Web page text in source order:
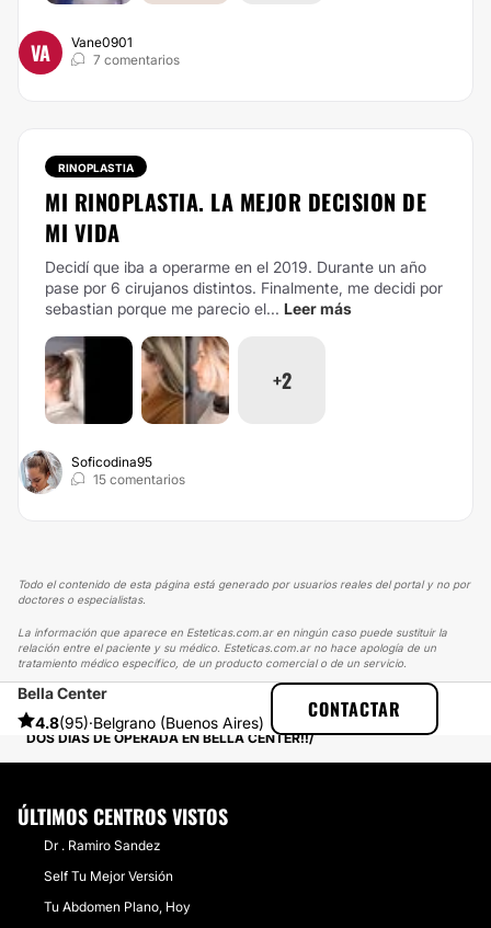
VA
Vane0901
7 comentarios
RINOPLASTIA
MI RINOPLASTIA. LA MEJOR DECISION DE
MI VIDA
Decidí que iba a operarme en el 2019. Durante un año
pase por 6 cirujanos distintos. Finalmente, me decidi por
sebastian porque me parecio el... Leer más
+2
Soficodina95
15 comentarios
Todo el contenido de esta página está generado por usuarios reales del portal y no por
doctores o especialistas.
La información que aparece en Esteticas.com.ar en ningún caso puede sustituir la
relación entre el paciente y su médico. Esteticas.com.ar no hace apología de un
tratamiento médico específico, de un producto comercial o de un servicio.
Bella Center
4.8(95)·Belgrano (Buenos Aires)
CONTACTAR
ESTETICAS
EXPERIENCIAS SOBRE AUMENTO MAMAS
DOS DÍAS DE OPERADA EN BELLA CENTER!!
ÚLTIMOS CENTROS VISTOS
Dr . Ramiro Sandez
Self Tu Mejor Versión
Tu Abdomen Plano, Hoy